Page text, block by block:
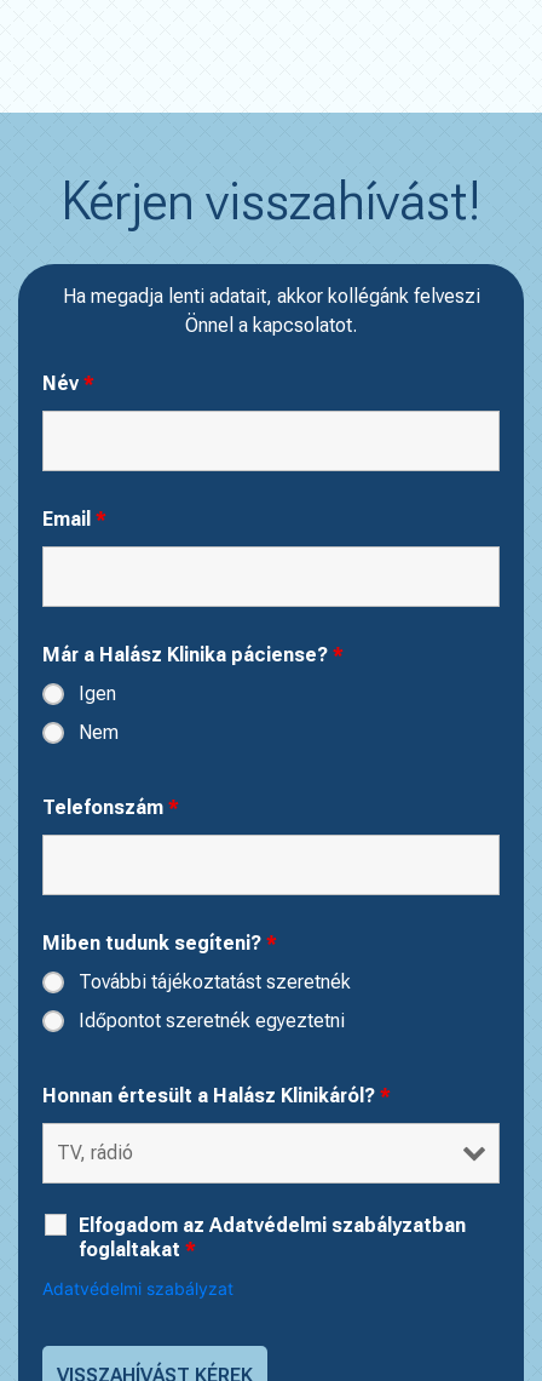
Kérjen visszahívást!
Ha megadja lenti adatait, akkor kollégánk felveszi
Önnel a kapcsolatot.
Név *
Email *
Már a Halász Klinika páciense? *
Igen
Nem
Telefonszám *
Miben tudunk segíteni? *
További tájékoztatást szeretnék
Időpontot szeretnék egyeztetni
Honnan értesült a Halász Klinikáról? *
Elfogadom az Adatvédelmi szabályzatban
foglaltakat *
Adatvédelmi szabályzat